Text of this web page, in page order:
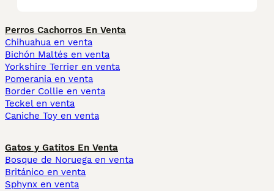
Perros Cachorros En Venta
Chihuahua en venta
Bichón Maltés en venta
Yorkshire Terrier en venta
Pomerania en venta
Border Collie en venta
Teckel en venta
Caniche Toy en venta
Gatos y Gatitos En Venta
Bosque de Noruega en venta
Británico en venta
Sphynx en venta